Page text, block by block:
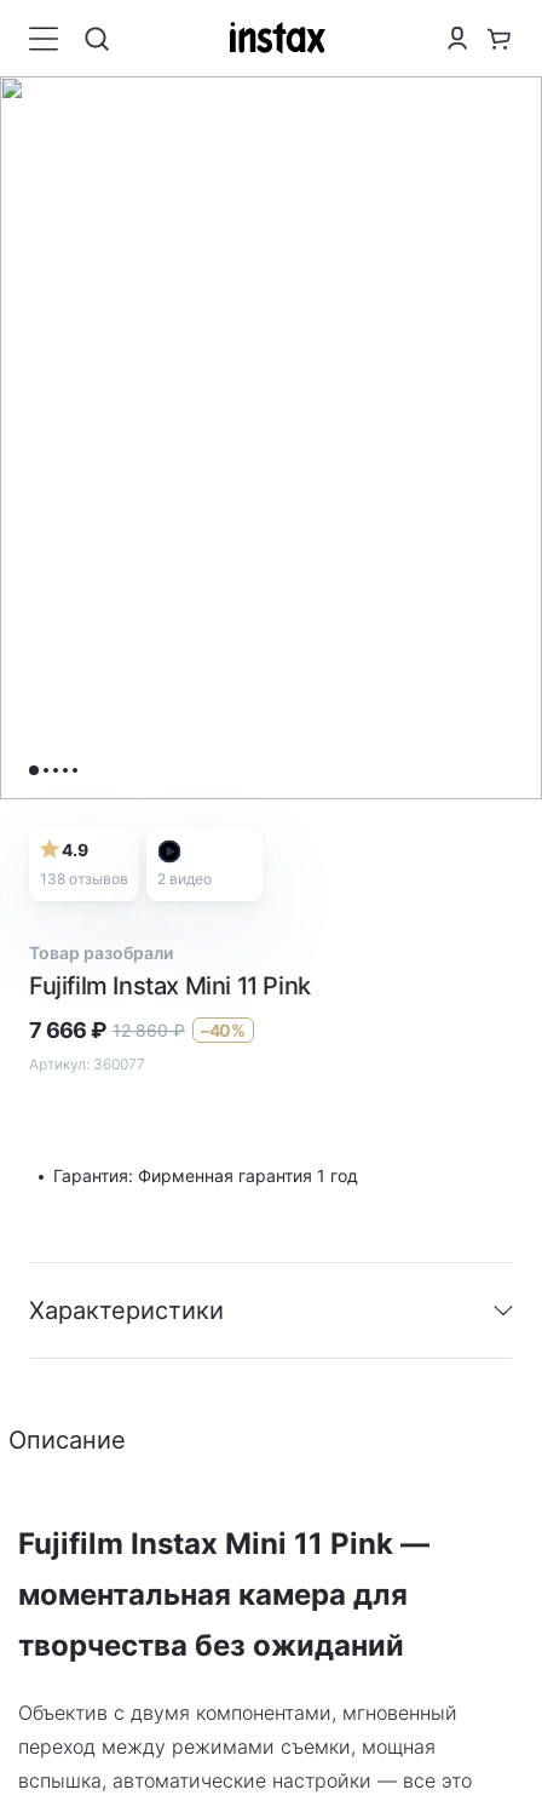
4.9
138 отзывов 2 видео
Товар разобрали
Fujifilm Instax Mini 11 Pink
7 666₽ 12 860 ₽ –40%
Артикул: 360077
Гарантия: Фирменная гарантия 1 год
Характеристики
Описание
Fujifilm Instax Mini 11 Pink —
моментальная камера для
творчества без ожиданий
Объектив с двумя компонентами, мгновенный
переход между режимами съемки, мощная
вспышка, автоматические настройки — все это